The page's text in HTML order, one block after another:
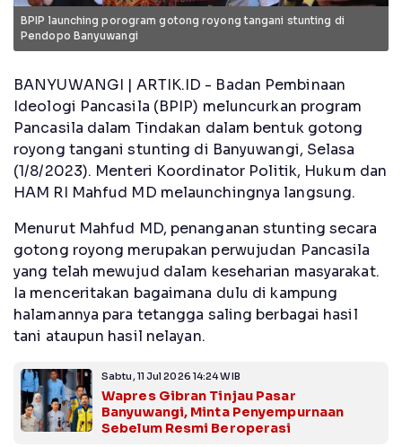
BPIP launching porogram gotong royong tangani stunting di
Pendopo Banyuwangi
BANYUWANGI | ARTIK.ID - Badan Pembinaan
Ideologi Pancasila (BPIP) meluncurkan program
Pancasila dalam Tindakan dalam bentuk gotong
royong tangani stunting di Banyuwangi, Selasa
(1/8/2023). Menteri Koordinator Politik, Hukum dan
HAM RI Mahfud MD melaunchingnya langsung.
Menurut Mahfud MD, penanganan stunting secara
gotong royong merupakan perwujudan Pancasila
yang telah mewujud dalam keseharian masyarakat.
Ia menceritakan bagaimana dulu di kampung
halamannya para tetangga saling berbagai hasil
tani ataupun hasil nelayan.
Sabtu, 11 Jul 2026 14:24 WIB
Wapres Gibran Tinjau Pasar
Banyuwangi, Minta Penyempurnaan
Sebelum Resmi Beroperasi